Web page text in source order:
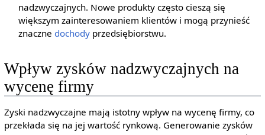
nadzwyczajnych. Nowe produkty często cieszą się
większym zainteresowaniem klientów i mogą przynieść
znaczne dochody przedsiębiorstwu.
Wpływ zysków nadzwyczajnych na
wycenę firmy
Zyski nadzwyczajne mają istotny wpływ na wycenę firmy, co
przekłada się na jej wartość rynkową. Generowanie zysków